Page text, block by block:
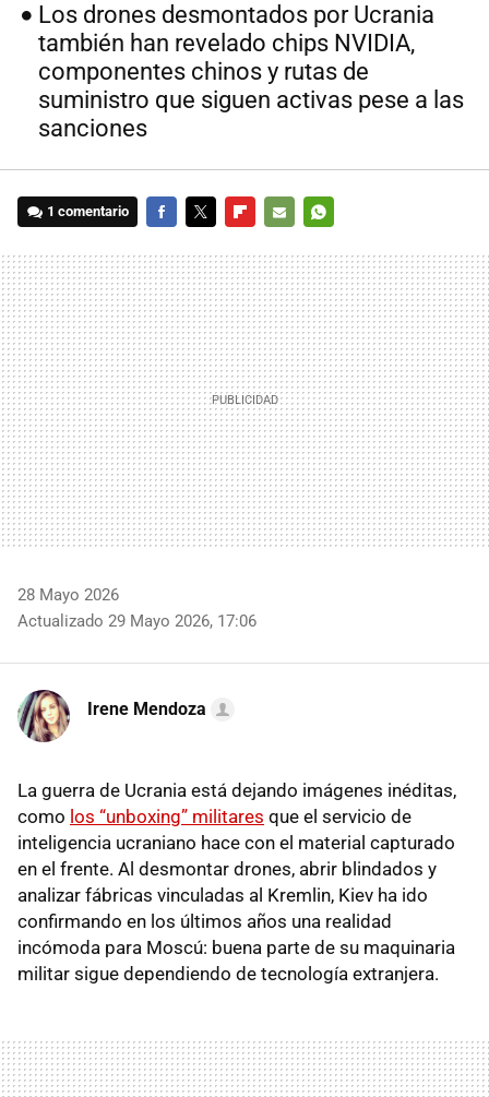
Los drones desmontados por Ucrania
también han revelado chips NVIDIA,
componentes chinos y rutas de
suministro que siguen activas pese a las
sanciones
1 comentario
MAIL
28 Mayo 2026
Actualizado 29 Mayo 2026, 17:06
Irene Mendoza
La guerra de Ucrania está dejando imágenes inéditas,
como los “unboxing” militares que el servicio de
inteligencia ucraniano hace con el material capturado
en el frente. Al desmontar drones, abrir blindados y
analizar fábricas vinculadas al Kremlin, Kiev ha ido
confirmando en los últimos años una realidad
incómoda para Moscú: buena parte de su maquinaria
militar sigue dependiendo de tecnología extranjera.